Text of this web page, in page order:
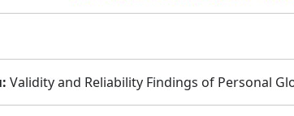
Validity and Reliability Findings of Personal